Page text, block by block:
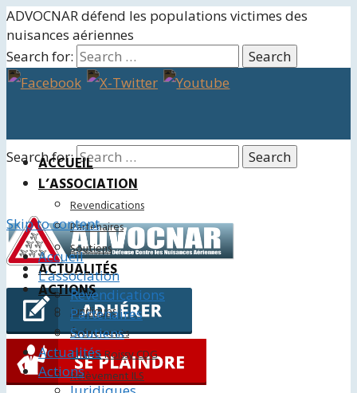
ADVOCNAR défend les populations victimes des
nuisances aériennes
Search for:
Search for:
ACCUEIL
L’ASSOCIATION
Revendications
Partenaires
Soutiens
ACTUALITÉS
ACTIONS
Juridiques
Événements
Charte Roissy CDG
Relèvement ILS
Skip to content
Accueil
L’association
Revendications
Partenaires
Soutiens
Actualités
Actions